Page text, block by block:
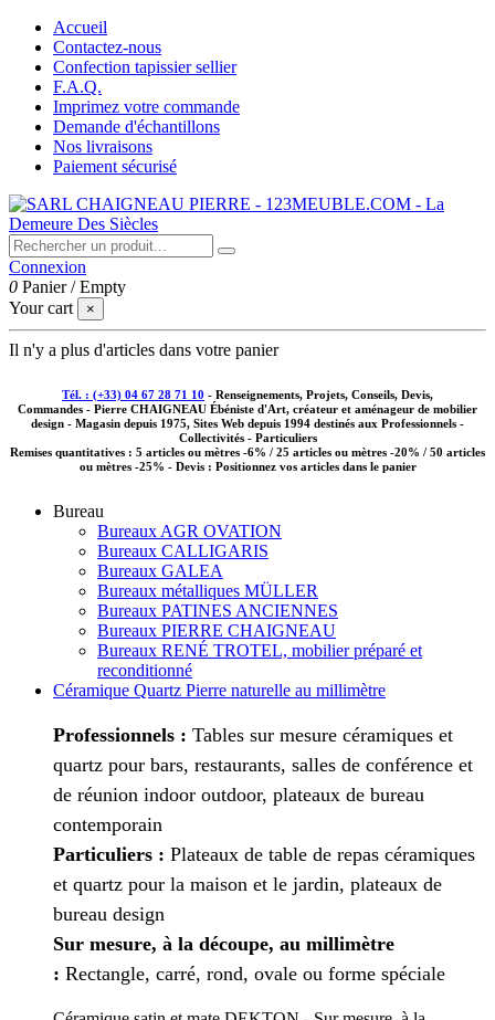
Accueil
Contactez-nous
Confection tapissier sellier
F.A.Q.
Imprimez votre commande
Demande d'échantillons
Nos livraisons
Paiement sécurisé
Connexion
0 Panier /Empty
Your cart
×
Il n'y a plus d'articles dans votre panier
Tél. : (+33) 04 67 28 71 10 - Renseignements, Projets, Conseils, Devis,
Commandes - Pierre CHAIGNEAU Ébéniste d'Art, créateur et aménageur de mobilier
design - Magasin depuis 1975, Sites Web depuis 1994 destinés aux Professionnels -
Collectivités - Particuliers
Remises quantitatives : 5 articles ou mètres -6% / 25 articles ou mètres -20% / 50 articles
ou mètres -25% - Devis : Positionnez vos articles dans le panier
Bureau
Bureaux AGR OVATION
Bureaux CALLIGARIS
Bureaux GALEA
Bureaux métalliques MÜLLER
Bureaux PATINES ANCIENNES
Bureaux PIERRE CHAIGNEAU
Bureaux RENÉ TROTEL, mobilier préparé et
reconditionné
Céramique Quartz Pierre naturelle au millimètre
Professionnels : Tables sur mesure céramiques et
quartz pour bars, restaurants, salles de conférence et
de réunion indoor outdoor, plateaux de bureau
contemporain
Particuliers : Plateaux de table de repas céramiques
et quartz pour la maison et le jardin, plateaux de
bureau design
Sur mesure, à la découpe, au millimètre
: Rectangle, carré, rond, ovale ou forme spéciale